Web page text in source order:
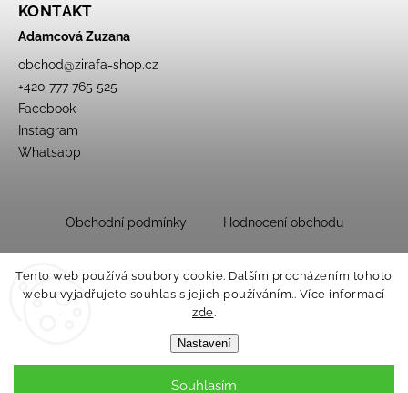
Tento web používá soubory cookie. Dalším procházením tohoto
webu vyjadřujete souhlas s jejich používáním.. Více informací
zde.
Nastavení
Souhlasím
KONTAKT
Adamcová Zuzana
obchod@zirafa-shop.cz
+420 777 765 525
Facebook
Instagram
Whatsapp
Obchodní podmínky Hodnocení obchodu